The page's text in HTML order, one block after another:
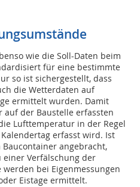
wie die Soll-Daten beim
für eine bestimmte
so ist sichergestellt, dass
die Wetterdaten auf
ermittelt wurden. Damit
auf der Baustelle erfassten
Lufttemperatur in der Regel
erfasst wird. Ist
angebracht,
Verfälschung der
werden bei Eigenmessungen
Eistage ermittelt.